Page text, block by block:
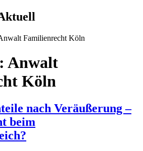
Familienrecht Köln
Anwalt
Köln
nach Veräußerung –
beim